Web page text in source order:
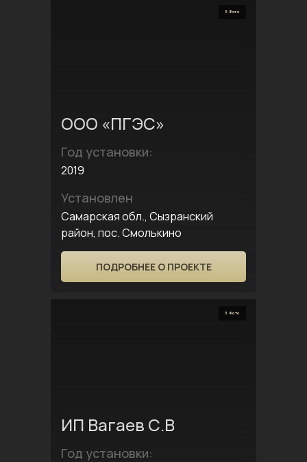
5 Фото
ООО «ПГЭС»
Год установки:
2019
Установлен
Самарская обл., Сызранский
район, пос. Смолькино
ПОДРОБНЕЕ О ПРОЕКТЕ
3 Фото
ИП Вагаев С.В
Год установки: